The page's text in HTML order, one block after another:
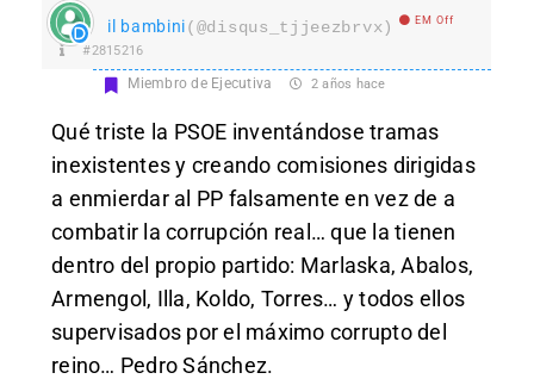
il bambini(@disqus_tjjeezbrvx) EM Off
#2815216
Miembro de Ejecutiva 2 años hace
Qué triste la PSOE inventándose tramas
inexistentes y creando comisiones dirigidas
a enmierdar al PP falsamente en vez de a
combatir la corrupción real… que la tienen
dentro del propio partido: Marlaska, Abalos,
Armengol, Illa, Koldo, Torres… y todos ellos
supervisados por el máximo corrupto del
reino… Pedro Sánchez.